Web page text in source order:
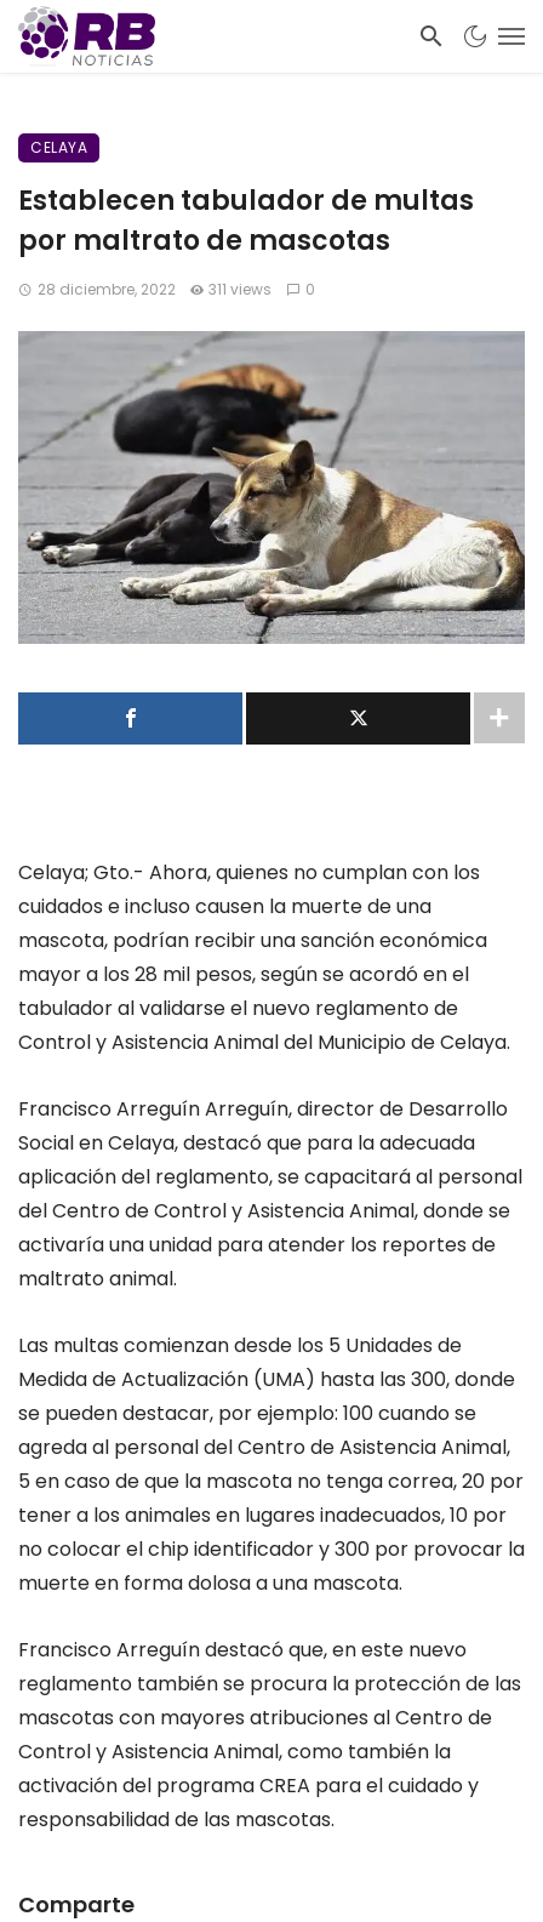
CELAYA
Establecen tabulador de multas
por maltrato de mascotas
28 diciembre, 2022 311 views 0
Celaya; Gto.- Ahora, quienes no cumplan con los
cuidados e incluso causen la muerte de una
mascota, podrían recibir una sanción económica
mayor a los 28 mil pesos, según se acordó en el
tabulador al validarse el nuevo reglamento de
Control y Asistencia Animal del Municipio de Celaya.
Francisco Arreguín Arreguín, director de Desarrollo
Social en Celaya, destacó que para la adecuada
aplicación del reglamento, se capacitará al personal
del Centro de Control y Asistencia Animal, donde se
activaría una unidad para atender los reportes de
maltrato animal.
Las multas comienzan desde los 5 Unidades de
Medida de Actualización (UMA) hasta las 300, donde
se pueden destacar, por ejemplo: 100 cuando se
agreda al personal del Centro de Asistencia Animal,
5 en caso de que la mascota no tenga correa, 20 por
tener a los animales en lugares inadecuados, 10 por
no colocar el chip identificador y 300 por provocar la
muerte en forma dolosa a una mascota.
Francisco Arreguín destacó que, en este nuevo
reglamento también se procura la protección de las
mascotas con mayores atribuciones al Centro de
Control y Asistencia Animal, como también la
activación del programa CREA para el cuidado y
responsabilidad de las mascotas.
Comparte